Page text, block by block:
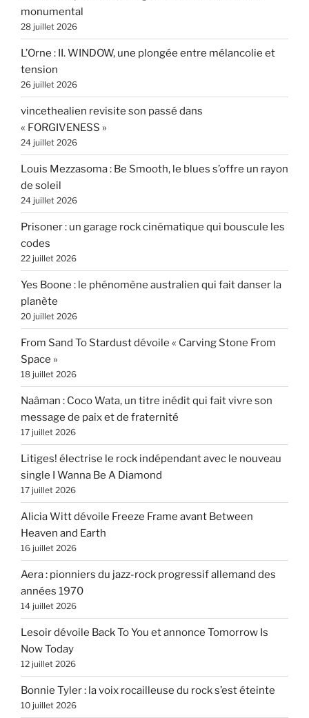
monumental
28 juillet 2026
L’Orne : II. WINDOW, une plongée entre mélancolie et
tension
26 juillet 2026
vincethealien revisite son passé dans
« FORGIVENESS »
24 juillet 2026
Louis Mezzasoma : Be Smooth, le blues s’offre un rayon
de soleil
24 juillet 2026
Prisoner : un garage rock cinématique qui bouscule les
codes
22 juillet 2026
Yes Boone : le phénomène australien qui fait danser la
planète
20 juillet 2026
From Sand To Stardust dévoile « Carving Stone From
Space »
18 juillet 2026
Naâman : Coco Wata, un titre inédit qui fait vivre son
message de paix et de fraternité
17 juillet 2026
Litiges! électrise le rock indépendant avec le nouveau
single I Wanna Be A Diamond
17 juillet 2026
Alicia Witt dévoile Freeze Frame avant Between
Heaven and Earth
16 juillet 2026
Aera : pionniers du jazz-rock progressif allemand des
années 1970
14 juillet 2026
Lesoir dévoile Back To You et annonce Tomorrow Is
Now Today
12 juillet 2026
Bonnie Tyler : la voix rocailleuse du rock s’est éteinte
10 juillet 2026